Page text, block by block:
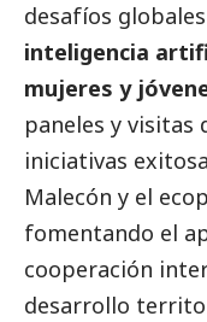
desafíos
inteligencia
mujeres y
paneles y
iniciativas
Malecón y el
fomentando el
cooperación
desarrollo